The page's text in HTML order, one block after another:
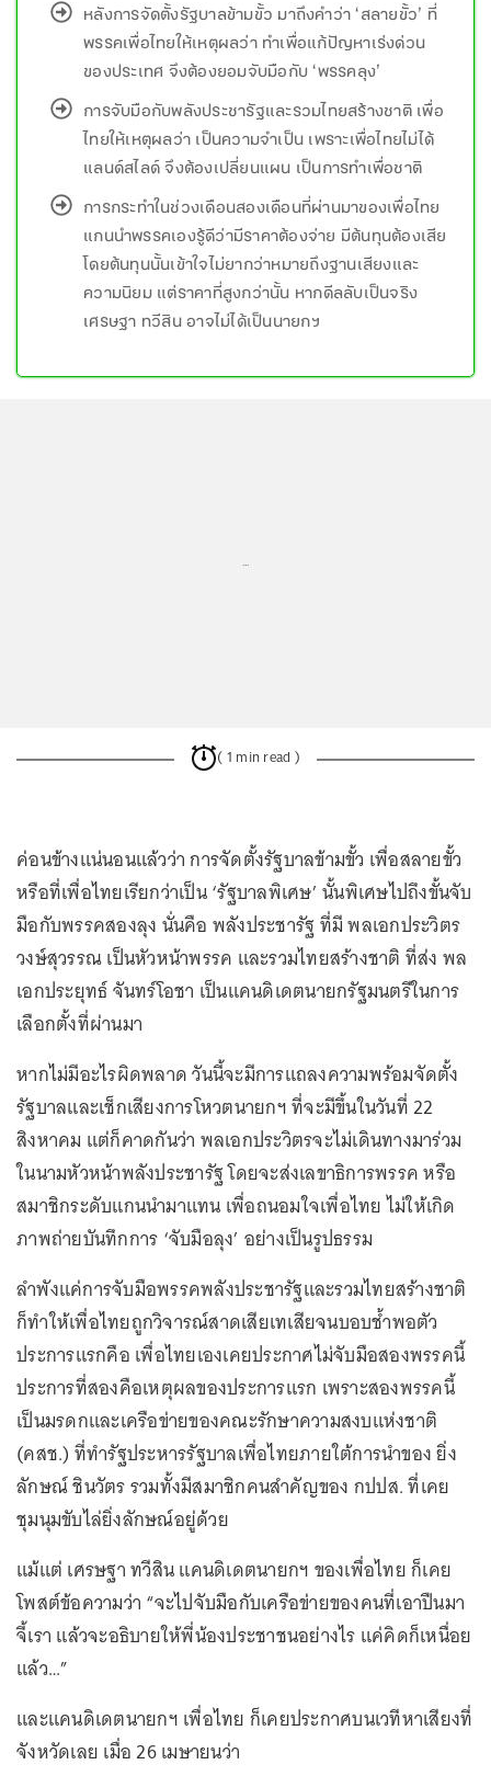
หลังการจัดตั้งรัฐบาลข้ามขั้ว มาถึงคำว่า ‘สลายขั้ว’ ที่
พรรคเพื่อไทยให้เหตุผลว่า ทำเพื่อแก้ปัญหาเร่งด่วน
ของประเทศ จึงต้องยอมจับมือกับ ‘พรรคลุง’
การจับมือกับพลังประชารัฐและรวมไทยสร้างชาติ เพื่อ
ไทยให้เหตุผลว่า เป็นความจำเป็น เพราะเพื่อไทยไม่ได้
แลนด์สไลด์ จึงต้องเปลี่ยนแผน เป็นการทำเพื่อชาติ
การกระทำในช่วงเดือนสองเดือนที่ผ่านมาของเพื่อไทย
แกนนำพรรคเองรู้ดีว่ามีราคาต้องจ่าย มีต้นทุนต้องเสีย
โดยต้นทุนนั้นเข้าใจไม่ยากว่าหมายถึงฐานเสียงและ
ความนิยม แต่ราคาที่สูงกว่านั้น หากดีลลับเป็นจริง
เศรษฐา ทวีสิน อาจไม่ได้เป็นนายกฯ
...
( 1 min read )
ค่อนข้างแน่นอนแล้วว่า การจัดตั้งรัฐบาลข้ามขั้ว เพื่อสลายขั้ว
หรือที่เพื่อไทยเรียกว่าเป็น ‘รัฐบาลพิเศษ’ นั้นพิเศษไปถึงขั้นจับ
มือกับพรรคสองลุง นั่นคือ พลังประชารัฐ ที่มี พลเอกประวิตร
วงษ์สุวรรณ เป็นหัวหน้าพรรค และรวมไทยสร้างชาติ ที่ส่ง พล
เอกประยุทธ์ จันทร์โอชา เป็นแคนดิเดตนายกรัฐมนตรีในการ
เลือกตั้งที่ผ่านมา
หากไม่มีอะไรผิดพลาด วันนี้จะมีการแถลงความพร้อมจัดตั้ง
รัฐบาลและเช็กเสียงการโหวตนายกฯ ที่จะมีขึ้นในวันที่ 22
สิงหาคม แต่ก็คาดกันว่า พลเอกประวิตรจะไม่เดินทางมาร่วม
ในนามหัวหน้าพลังประชารัฐ โดยจะส่งเลขาธิการพรรค หรือ
สมาชิกระดับแกนนำมาแทน เพื่อถนอมใจเพื่อไทย ไม่ให้เกิด
ภาพถ่ายบันทึกการ ‘จับมือลุง’ อย่างเป็นรูปธรรม
ลำพังแค่การจับมือพรรคพลังประชารัฐและรวมไทยสร้างชาติ
ก็ทำให้เพื่อไทยถูกวิจารณ์สาดเสียเทเสียจนบอบช้ำพอตัว
ประการแรกคือ เพื่อไทยเองเคยประกาศไม่จับมือสองพรรคนี้
ประการที่สองคือเหตุผลของประการแรก เพราะสองพรรคนี้
เป็นมรดกและเครือข่ายของคณะรักษาความสงบแห่งชาติ
(คสช.) ที่ทำรัฐประหารรัฐบาลเพื่อไทยภายใต้การนำของ ยิ่ง
ลักษณ์ ชินวัตร รวมทั้งมีสมาชิกคนสำคัญของ กปปส. ที่เคย
ชุมนุมขับไล่ยิ่งลักษณ์อยู่ด้วย
แม้แต่ เศรษฐา ทวีสิน แคนดิเดตนายกฯ ของเพื่อไทย ก็เคย
โพสต์ข้อความว่า “จะไปจับมือกับเครือข่ายของคนที่เอาปืนมา
จี้เรา แล้วจะอธิบายให้พี่น้องประชาชนอย่างไร แค่คิดก็เหนื่อย
แล้ว…”
และแคนดิเดตนายกฯ เพื่อไทย ก็เคยประกาศบนเวทีหาเสียงที่
จังหวัดเลย เมื่อ 26 เมษายนว่า